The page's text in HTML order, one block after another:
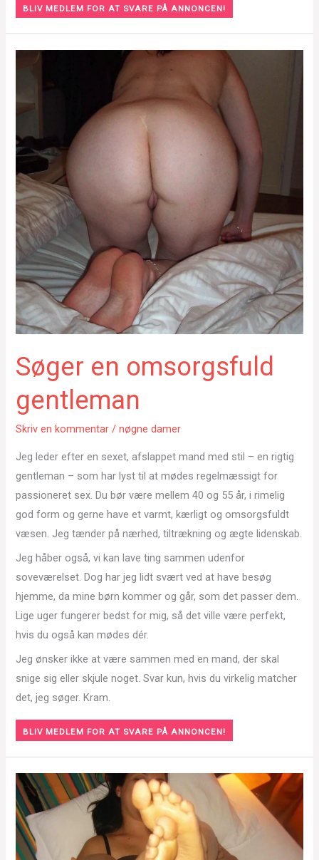
BLIV MEDLEM FOR AT SVARE PÅ ANNONCEN!
Søger en omsorgsfuld
gentleman
Skriv en kommentar /nøgne damer
Jeg leder efter en sexet, afslappet mand med stil – en rigtig
gentleman – som har lyst til at mødes regelmæssigt for
passioneret sex. Du bør være mellem 40 og 55 år, i rimelig
god form og gerne have et varmt, kærligt og omsorgsfuldt
væsen. Jeg tænder på nærhed, tiltrækning og ægte lidenskab.
Jeg håber også, vi kan lave ting sammen udenfor
soveværelset. Dog har jeg lidt svært ved at have besøg
hjemme, da mine børn kommer og går, som det passer dem.
Lige uger fungerer bedst for mig, så det ville være perfekt,
hvis du også kan mødes dér.
Jeg ønsker ikke at være sammen med en mand, der skal
snige sig eller skjule noget. Svar kun, hvis du virkelig matcher
det, jeg søger. Kram.
BLIV MEDLEM FOR AT SVARE PÅ ANNONCEN!